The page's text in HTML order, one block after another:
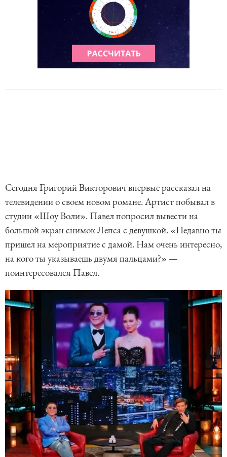
Сегодня Григорий Викторович впервые рассказал на
телевидении о своем новом романе. Артист побывал в
студии «Шоу Воли». Павел попросил вывести на
большой экран снимок Лепса с девушкой. «Недавно ты
пришел на мероприятие с дамой. Нам очень интересно,
на кого ты указываешь двумя пальцами?» —
поинтересовался Павел.